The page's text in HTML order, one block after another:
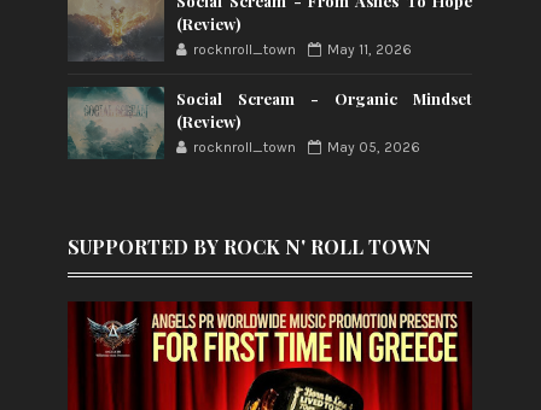
(Review)
rocknroll_town May 11, 2026
Social Scream - Organic Mindset
(Review)
rocknroll_town May 05, 2026
SUPPORTED BY ROCK N' ROLL TOWN